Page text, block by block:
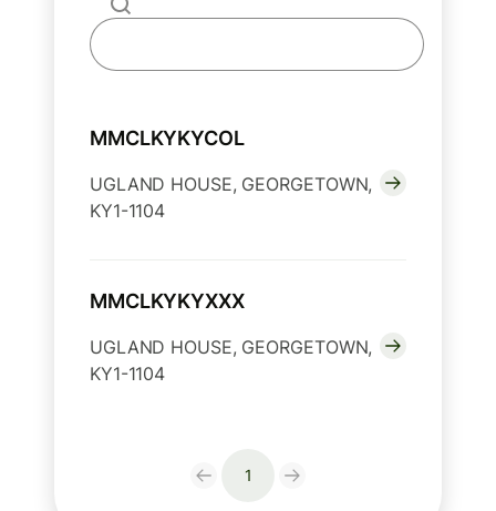
MMCLKYKYCOL
UGLAND HOUSE, GEORGETOWN,
KY1-1104
MMCLKYKYXXX
UGLAND HOUSE, GEORGETOWN,
KY1-1104
1